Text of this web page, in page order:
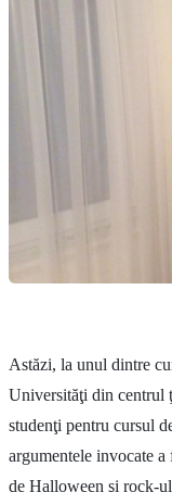
Astăzi, la unul dintre
Universităţi din centrul
studenţi pentru cursul
argumentele invocate a
de Halloween şi rock-